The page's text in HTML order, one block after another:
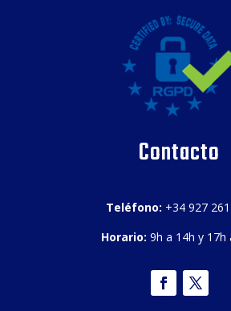
Contacto
Teléfono: +34 927
Horario: 9h a 14h y 17h